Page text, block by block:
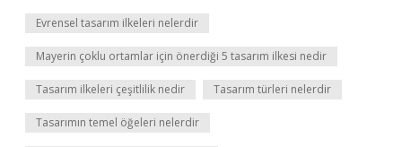
Evrensel tasarım ilkeleri nelerdir
Mayerin çoklu ortamlar için önerdiği 5 tasarım ilkesi nedir
Tasarım ilkeleri çeşitlilik nedir Tasarım türleri nelerdir
Tasarımın temel öğeleri nelerdir